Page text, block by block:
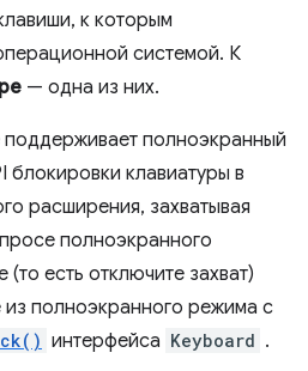
к которым
системой. К
— одна из них.
полноэкранный
блокировки клавиатуры в
расширения, захватывая
полноэкранного
есть отключите захват)
из полноэкранного режима с
интерфейса Keyboard .